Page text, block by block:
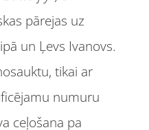
pārejas uz
un Ļevs Ivanovs.
tikai ar
numuru
ceļošana pa